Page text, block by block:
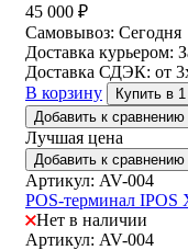
45 000 ₽
Самовывоз: Сегодня
Доставка курьером:
Доставка СДЭК: от
В корзину
Купить в
Добавить к сравнению
Лучшая цена
Добавить к сравнению
Артикул: AV-004
POS-терминал IPOS
Нет в наличии
Артикул: AV-004